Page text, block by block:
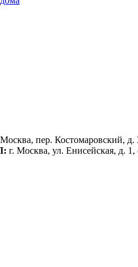
Москва, пер. Костомаровский, д.
г. Москва, ул. Енисейская, д. 1,